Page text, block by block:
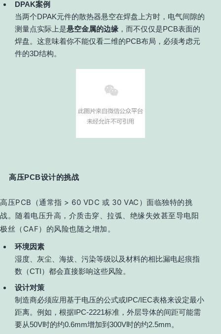
DPAK案例
当两个DPAK元件的散热器悬空在焊盘上方时，电气间隙的
测量点实际上是悬空金属的边缘 ，而不仅仅是PCB表面的
焊盘。这意味着你不能仅看二维的PCB布局，必须考虑元
件的3D结构。
高压PCB设计的挑战
高压PCB（通常指 > 60 VDC 或 30 VAC）面临独特的挑
战。随着电压升高，介质击穿、拉弧、绝缘失效甚至导电阳
极丝（CAF）的风险也随之增加。
环境因素
湿度、灰尘、海拔、污染等级以及材料的相比漏电起痕指
数（CTI）都会直接影响这些风险。
设计对策
制造商必须应用基于电压的公式或IPC/IEC表格来设定最小
距离。例如，根据IPC-2221标准，外层导体的间距可能需
要从50V时的约0.6mm增加到300V时的约2.5mm。